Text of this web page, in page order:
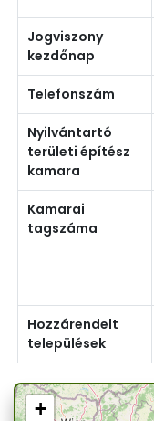
Jogviszony
kezdőnap
Telefonszám
Nyilvántartó
területi építész
kamara
Kamarai
tagszáma
Hozzárendelt
települések
+